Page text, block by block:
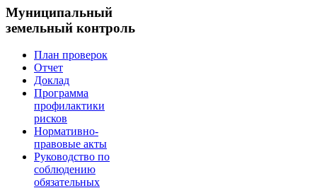
Муниципальный
земельный контроль
План проверок
Отчет
Доклад
Программа
профилактики
рисков
Нормативно-
правовые акты
Руководство по
соблюдению
обязательных